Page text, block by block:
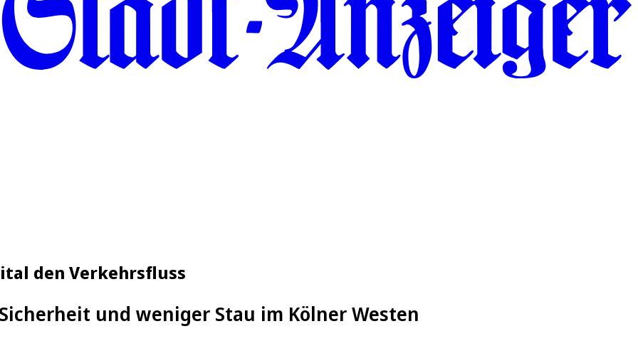
den Verkehrsfluss
und weniger Stau im Kölner Westen